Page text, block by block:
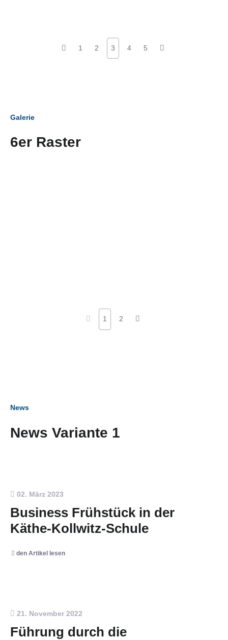
1 2 3 4 5
Galerie
6er Raster
1 2
News
News Variante 1
02. März 2023
Business Frühstück in der
Käthe-Kollwitz-Schule
den Artikel lesen
21. November 2022
Führung durch die